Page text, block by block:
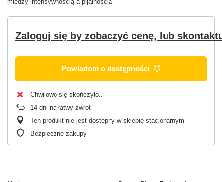
między intensywnością a pijalnością
Zaloguj się by zobaczyć cenę, lub
Powiadom o dostępności
Chwilowo się skończyło.
14 dni na łatwy zwrot
Ten produkt nie jest dostępny w sklepie stacjonarnym
Bezpieczne zakupy